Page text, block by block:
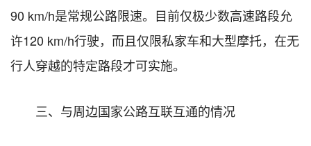
90 km/h是常规公路限速。目前仅极少数高速路段允
许120 km/h行驶，而且仅限私家车和大型摩托，在无
行人穿越的特定路段才可实施。
三、与周边国家公路互联互通的情况